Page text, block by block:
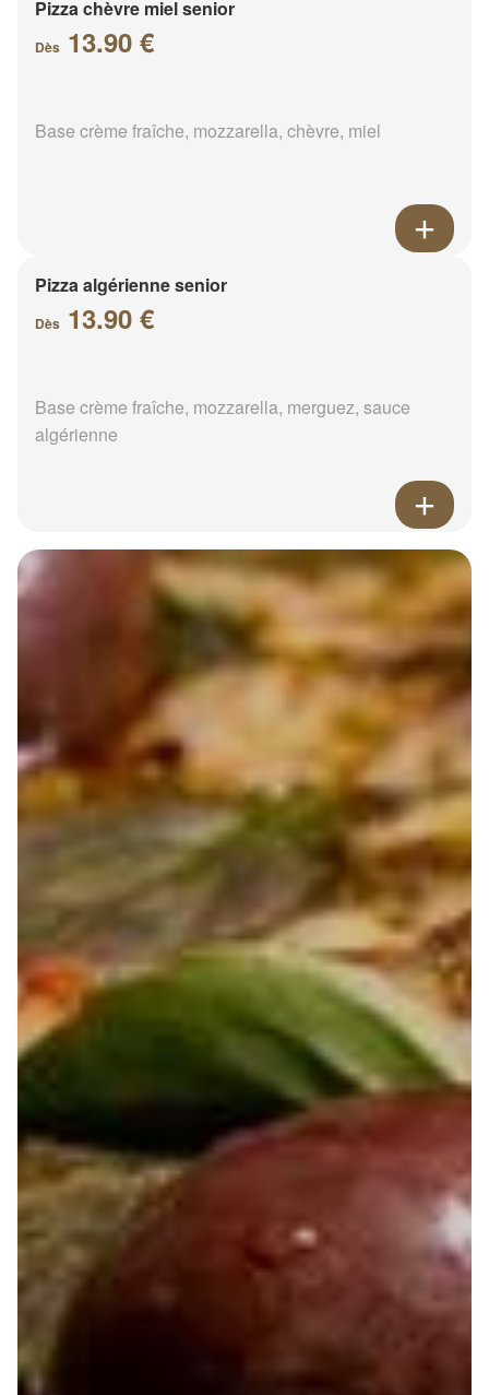
Pizza chèvre miel senior
Dès 13.90 €
Base crème fraîche, mozzarella, chèvre, miel
Pizza algérienne senior
Dès 13.90 €
Base crème fraîche, mozzarella, merguez, sauce
algérienne